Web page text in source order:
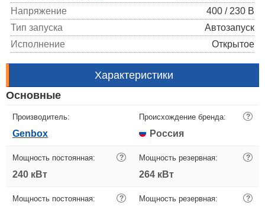
Напряжение
400 / 230 В
Тип запуска
Автозапуск
Исполнение
Открытое
Характеристики
Основные
Производитель:
Genbox
Происхождение бренда: ?
Россия
Мощность постоянная: ?
240 кВт
Мощность резервная: ?
264 кВт
Мощность постоянная: ? Мощность резервная: ?